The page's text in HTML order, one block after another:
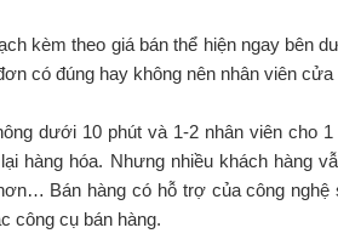
kèm theo giá bán thể hiện ngay bên
có đúng hay không nên nhân viên
dưới 10 phút và 1-2 nhân viên cho
hàng hóa. Nhưng nhiều khách hàng
Bán hàng có hỗ trợ của công
công cụ bán hàng.